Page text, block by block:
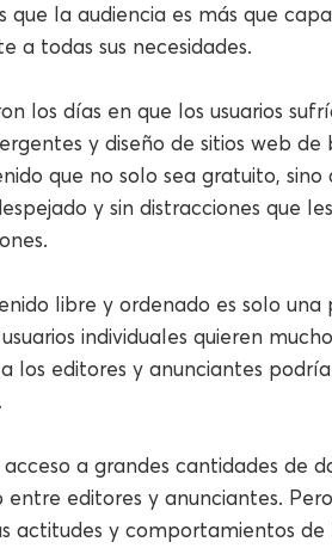
que la audiencia es más que
a todas sus necesidades.
los días en que los usuarios
y diseño de sitios web de
que no solo sea gratuito,
y sin distracciones que
libre y ordenado es solo
individuales quieren
los editores y anunciantes
a grandes cantidades de
entre editores y anunciantes.
actitudes y comportamientos de